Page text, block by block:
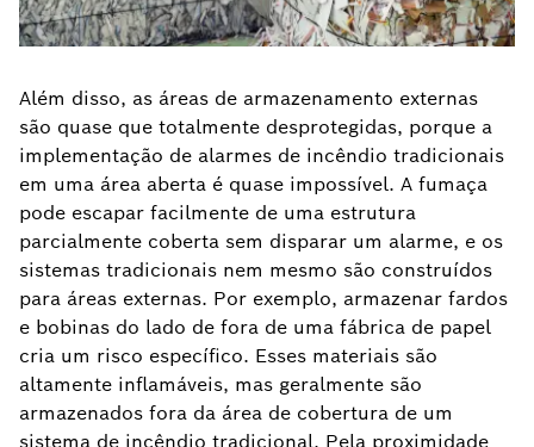
Além disso, as áreas de armazenamento externas
são quase que totalmente desprotegidas, porque a
implementação de alarmes de incêndio tradicionais
em uma área aberta é quase impossível. A fumaça
pode escapar facilmente de uma estrutura
parcialmente coberta sem disparar um alarme, e os
sistemas tradicionais nem mesmo são construídos
para áreas externas. Por exemplo, armazenar fardos
e bobinas do lado de fora de uma fábrica de papel
cria um risco específico. Esses materiais são
altamente inflamáveis, mas geralmente são
armazenados fora da área de cobertura de um
sistema de incêndio tradicional. Pela proximidade